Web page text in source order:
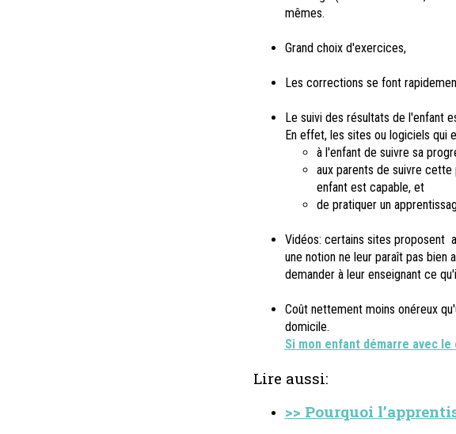
mêmes.
Grand choix d'exercices,
Les corrections se font
Le suivi des résultats de l'enfant
En effet, les sites ou logiciels qui
à l'enfant de suivre sa
aux parents de suivre
enfant est capable, et
de pratiquer un
Vidéos: certains sites proposent
une notion ne leur paraît pas
demander à leur enseignant ce
Coût nettement moins onéreux
domicile.
Si mon enfant démarre avec
Lire aussi:
>> Pourquoi